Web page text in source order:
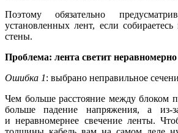
Поэтому обязательно
установленных лент, если
стены.
Проблема: лента светит неравномерно
Ошибка 1: выбрано неправильное
Чем больше расстояние между блоком
больше падение напряжения, а из-
и неравномернее свечение ленты.